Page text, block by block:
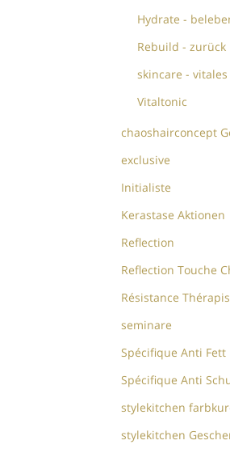
Hydrate -
Rebuild -
skincare -
Vitaltonic
chaoshairconcept
exclusive
Initialiste
Kerastase Aktionen
Reflection
Reflection Touche
Résistance
seminare
Spécifique Anti Fett
Spécifique Anti
stylekitchen
stylekitchen